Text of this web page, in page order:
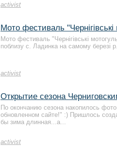
activist
activist
Мото фестиваль
Мото фестиваль "Чернігівські
поблизу с. Ладинка на самому березі
activist
Открытие сезона
По окончанию сезона накопилось
обновленном сайте!" :) Пришлось
бы зима длинная...а...